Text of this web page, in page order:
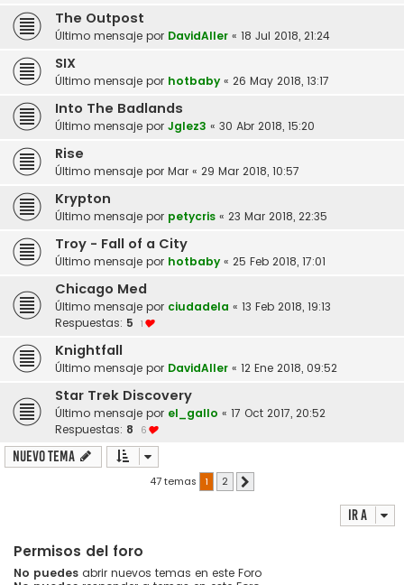
The Outpost
Último mensaje por DavidAller « 18 Jul 2018, 21:24
SIX
Último mensaje por hotbaby « 26 May 2018, 13:17
Into The Badlands
Último mensaje por Jglez3 « 30 Abr 2018, 15:20
Rise
Último mensaje por Mar « 29 Mar 2018, 10:57
Krypton
Último mensaje por petycris « 23 Mar 2018, 22:35
Troy - Fall of a City
Último mensaje por hotbaby « 25 Feb 2018, 17:01
Chicago Med
Último mensaje por ciudadela « 13 Feb 2018, 19:13
Respuestas: 5 1
Knightfall
Último mensaje por DavidAller « 12 Ene 2018, 09:52
Star Trek Discovery
Último mensaje por el_gallo « 17 Oct 2017, 20:52
Respuestas: 8 6
Nuevo Tema
47 temas 1 2
Ir a
Permisos del foro
No puedes abrir nuevos temas en este Foro